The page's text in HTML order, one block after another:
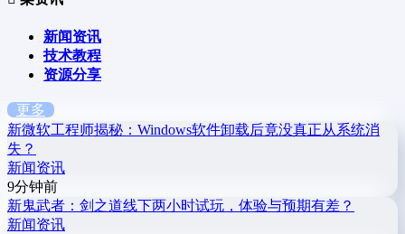
新闻资讯
技术教程
资源分享
更多
新微软工程师揭秘：Windows软件卸载后竟没真正从系统消
失？
新闻资讯
9分钟前
新鬼武者：剑之道线下两小时试玩，体验与预期有差？
新闻资讯